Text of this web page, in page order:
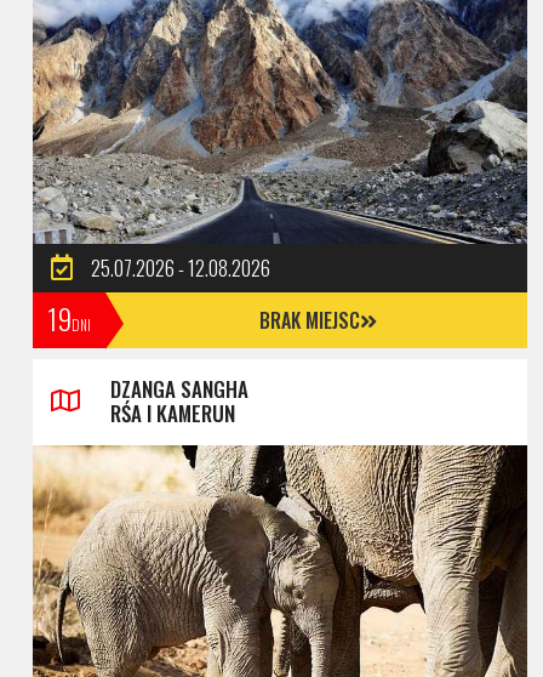
25.07.2026 - 12.08.2026
19DNI BRAK MIEJSC
DZANGA SANGHA
RŚA I KAMERUN